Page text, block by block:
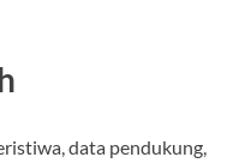
data pendukung,